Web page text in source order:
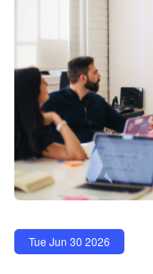
Tue Jun 30 2026